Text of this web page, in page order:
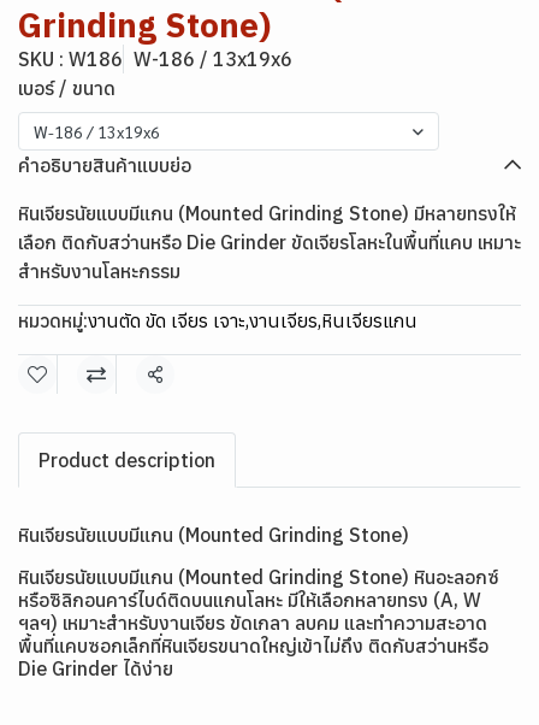
Grinding Stone)
SKU : W186 W-186 / 13x19x6
เบอร์ / ขนาด
W-186 / 13x19x6
คำอธิบายสินค้าแบบย่อ
หินเจียรนัยแบบมีแกน (Mounted Grinding Stone) มีหลายทรงให้
เลือก ติดกับสว่านหรือ Die Grinder ขัดเจียรโลหะในพื้นที่แคบ เหมาะ
สำหรับงานโลหะกรรม
หมวดหมู่:งานตัด ขัด เจียร เจาะ,งานเจียร,หินเจียรแกน
แชร์
Product description
หินเจียรนัยแบบมีแกน (Mounted Grinding Stone)
หินเจียรนัยแบบมีแกน (Mounted Grinding Stone) หินอะลอกซ์
หรือซิลิกอนคาร์ไบด์ติดบนแกนโลหะ มีให้เลือกหลายทรง (A, W
ฯลฯ) เหมาะสำหรับงานเจียร ขัดเกลา ลบคม และทำความสะอาด
พื้นที่แคบซอกเล็กที่หินเจียรขนาดใหญ่เข้าไม่ถึง ติดกับสว่านหรือ
Die Grinder ได้ง่าย